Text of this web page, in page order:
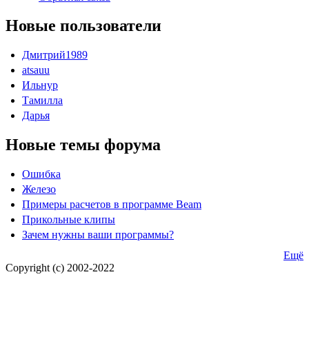
Новые пользователи
Дмитрий1989
atsauu
Ильнур
Тамилла
Дарья
Новые темы форума
Ошибка
Железо
Примеры расчетов в программе Beam
Прикольные клипы
Зачем нужны ваши программы?
Ещё
Copyright (c) 2002-2022